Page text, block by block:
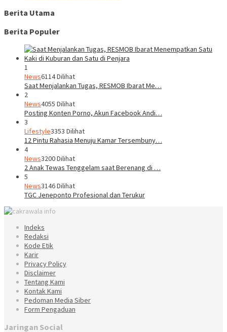
Berita Utama
Berita Populer
1
News6114 Dilihat
Saat Menjalankan Tugas, RESMOB Ibarat Me…
2
News4055 Dilihat
Posting Konten Porno, Akun Facebook Andi…
3
Lifestyle3353 Dilihat
12 Pintu Rahasia Menuju Kamar Tersembuny…
4
News3200 Dilihat
2 Anak Tewas Tenggelam saat Berenang di …
5
News3146 Dilihat
TGC Jeneponto Profesional dan Terukur
Indeks
Redaksi
Kode Etik
Karir
Privacy Policy
Disclaimer
Tentang Kami
Kontak Kami
Pedoman Media Siber
Form Pengaduan
Jaringan Social